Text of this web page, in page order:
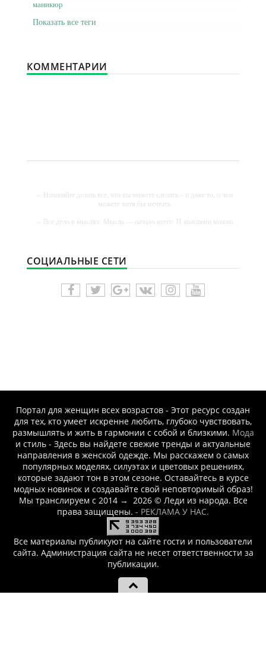
маникюр
Показать все теги
КОММЕНТАРИИ
-- Начинайте делать все, что вы можете сделать – и даже то, о чем
можете хотя бы мечтать.
-- Все дело в мыслях. Мысль — начало всего. И мыслями можно
-- Идите уверенно по направлению к мечте. Живите той жизнью,
которую вы сами себе придумали.
-- Самое большое богатство — это ум. Самая большая нищета —
глупость. Из всех страхов самый пугающий — самолюбование.
СОЦИАЛЬНЫЕ СЕТИ
Портал для женщин всех возрастов - Этот ресурс создан
для тех, кто умеет искренне любить, глубоко чувствовать,
размышлять и жить в гармонии с собой и близкими. Мода
и стиль - Здесь вы найдете свежие тренды и актуальные
направления в женской одежде. Мы расскажем о самых
популярных моделях, силуэтах и цветовых решениях,
которые задают тон в этом сезоне. Оставайтесь в курсе
модных новинок и создавайте свой неповторимый образ!
Мы транслируем с 2014→ 2026© Леди из народа. Все
права защищены. - РЕКЛАМА У НАС.
Все материалы публикуют на сайте гости и пользователи
сайта. Администрация сайта не несет ответственности за
публикации.